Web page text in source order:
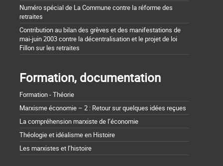
Numéro spécial de La Commune contre la réforme des
retraites
Contribution au bilan des grèves et des manifestations de
mai-juin 2003 contre la décentralisation et le projet de loi
Fillon sur les retraites
Formation, documentation
Formation - Théorie
Marxisme économie – 2 : Retour sur quelques idées reçues
La compréhension marxiste de l’économie
Théologie et idéalisme en Histoire
Les marxistes et l’histoire